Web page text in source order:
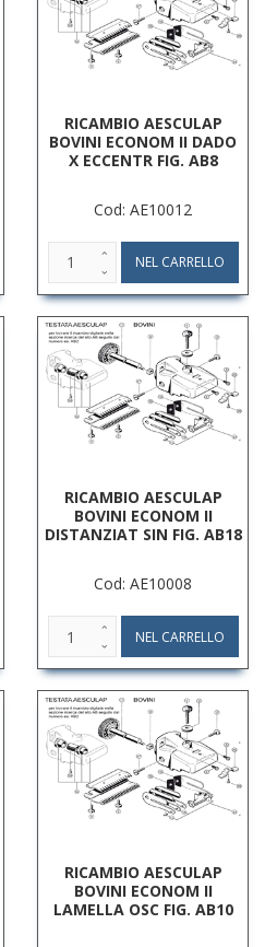
RICAMBIO AESCULAP
BOVINI ECONOM II DADO
X ECCENTR FIG. AB8
Cod: AE10012
RICAMBIO AESCULAP
BOVINI ECONOM II
DISTANZIAT SIN FIG. AB18
Cod: AE10008
RICAMBIO AESCULAP
BOVINI ECONOM II
LAMELLA OSC FIG. AB10